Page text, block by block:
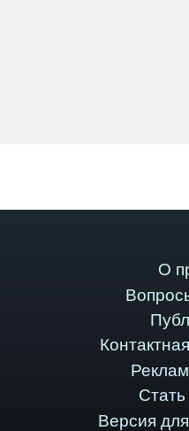
О
Версия